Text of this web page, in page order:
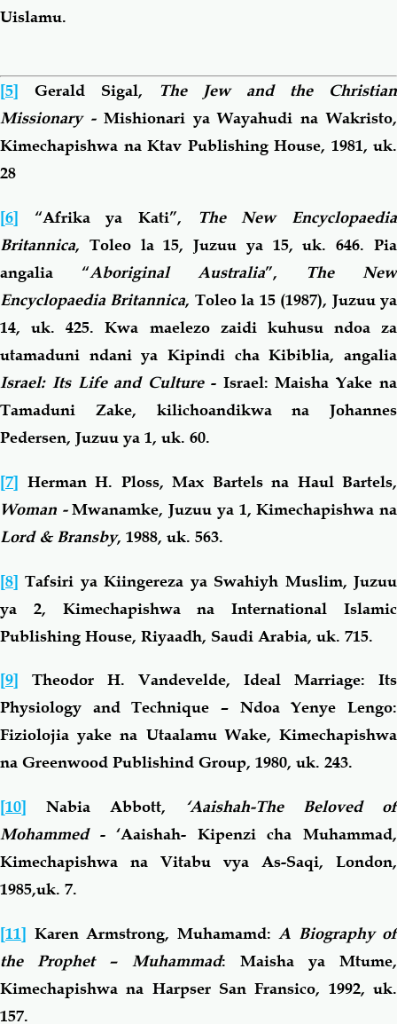
Uislamu.
[5] Gerald Sigal, The Jew and the Christian
Missionary -Mishionari ya Wayahudi na Wakristo,
Kimechapishwa na Ktav Publishing House, 1981, uk.
28
[6] “Afrika ya Kati”,
The New Encyclopaedia
Britannica, Toleo la 15, Juzuu ya 15, uk. 646. Pia
angalia “Aboriginal Australia”, The New
Encyclopaedia Britannica, Toleo la 15 (1987), Juzuu ya
14, uk. 425. Kwa maelezo zaidi kuhusu ndoa za
utamaduni ndani ya Kipindi cha Kibiblia, angalia
Israel: Its Life and Culture- Israel: Maisha Yake na
Tamaduni Zake, kilichoandikwa na Johannes
Pedersen, Juzuu ya 1, uk. 60.
[7] Herman H. Ploss, Max Bartels na Haul Bartels,
Woman -Mwanamke, Juzuu ya 1, Kimechapishwa na
Lord & Bransby, 1988, uk. 563.
[8] Tafsiri ya Kiingereza ya Swahiyh Muslim, Juzuu
ya 2, Kimechapishwa na International Islamic
Publishing House, Riyaadh, Saudi Arabia, uk. 715.
[9]
Theodor H. Vandevelde, Ideal Marriage: Its
Physiology and Technique – Ndoa Yenye Lengo:
Fiziolojia yake na Utaalamu Wake, Kimechapishwa
na Greenwood Publishind Group, 1980, uk. 243.
[10] Nabia Abbott, ‘Aaishah-The Beloved of
Mohammed- ‘Aaishah- Kipenzi cha Muhammad,
Kimechapishwa na Vitabu vya As-Saqi, London,
1985,uk. 7.
[11] Karen Armstrong, Muhamamd: A Biography of
the Prophet – Muhammad: Maisha ya Mtume,
Kimechapishwa na Harpser San Fransico, 1992, uk.
157.